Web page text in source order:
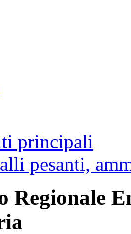
principali
pesanti,
Regionale